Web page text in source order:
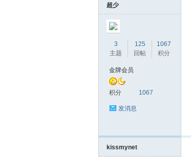
超少
3
主题
125
回帖
1067
积分
金牌会员
积分 1067
发消息
kissmynet